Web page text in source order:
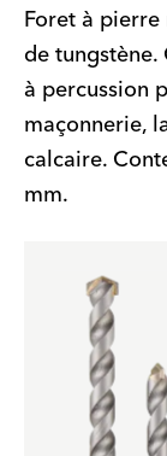
Foret à
de
à percussion
maçonnerie,
calcaire.
mm.